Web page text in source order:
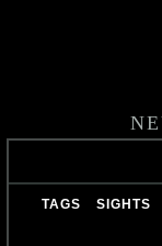
TAGS SIGHTS